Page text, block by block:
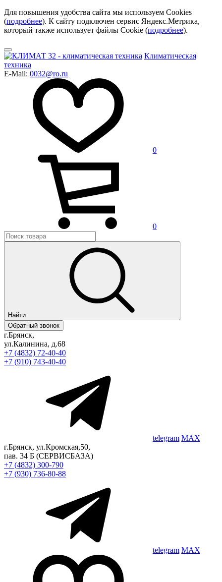
Для повышения удобства сайта мы используем Cookies
(подробнее). К сайту подключен сервис Яндекс.Метрика,
который также использует файлы Cookie (подробнее).
Климатическая
техника
E-Mail: 0032@ro.ru
0
0
Найти
Обратный звонок
г.Брянск,
ул.Калинина, д.68
+7 (4832) 72-40-40
+7 (910) 743-40-40
telegram MAX
г.Брянск, ул.Кромская,50,
пав. 34 Б (СЕРВИСБАЗА)
+7 (4832) 300-790
+7 (930) 736-80-88
telegram MAX